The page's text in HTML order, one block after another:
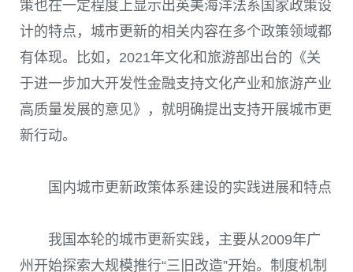
策也在一定程度上显示出英美海洋法系国家政策设
计的特点，城市更新的相关内容在多个政策领域都
有体现。比如， 2021年文化和旅游部出台的《关
于进一步加大开发性金融支持文化产业和旅游产业
高质量发展的意见》，就明确提出支持开展城市更
新行动。
国内城市更新政策体系建设的实践进展和特点
我国本轮的城市更新实践，主要从2009年广
州开始探索大规模推行“三旧改造”开始。制度机制